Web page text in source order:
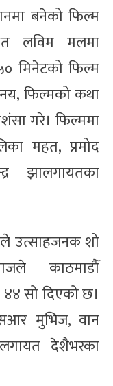
बनेको फिल्म
लविम मलमा
मिनेटको फिल्म
फिल्मको कथा
गरे। फिल्ममा
महत, प्रमोद
झालगायतका
उत्साहजनक शो
काठमाडौँ
४४ सो दिएको छ।
मुभिज, वान
देशैभरका